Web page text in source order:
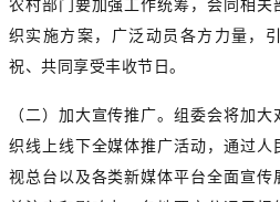
农村部门要加强工作统筹，会同相关
织实施方案，广泛动员各方力量，
祝、共同享受丰收节日。
（二）加大宣传推广。组委会将加
织线上线下全媒体推广活动，通过人
视总台以及各类新媒体平台全面宣传